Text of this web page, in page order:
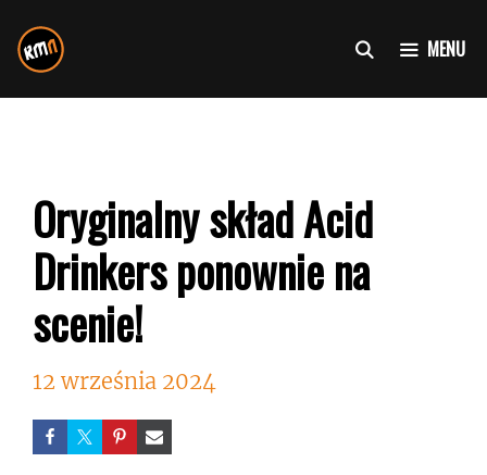
do
treści
MENU
Oryginalny skład Acid
Drinkers ponownie na
scenie!
12 września 2024